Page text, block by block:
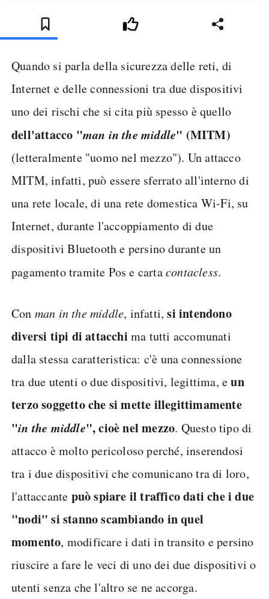
Quando si parla della sicurezza delle reti, di
Internet e delle connessioni tra due dispositivi
uno dei rischi che si cita più spesso è quello
dell'attacco "man in the middle" (MITM)
(letteralmente "uomo nel mezzo"). Un attacco
MITM, infatti, può essere sferrato all'interno di
una rete locale, di una rete domestica Wi-Fi, su
Internet, durante l'accoppiamento di due
dispositivi Bluetooth e persino durante un
pagamento tramite Pos e cartacontacless.
Con man in the middle, infatti,si intendono
diversi tipi di attacchi ma tutti accomunati
dalla stessa caratteristica: c'è una connessione
tra due utenti o due dispositivi, legittima, eun
terzo soggetto che si mette illegittimamente
"in the middle", cioè nel mezzo. Questo tipo di
attacco è molto pericoloso perché, inserendosi
tra i due dispositivi che comunicano tra di loro,
l'attaccante può spiare il traffico dati che i due
"nodi" si stanno scambiando in quel
momento, modificare i dati in transito e persino
riuscire a fare le veci di uno dei due dispositivi o
utenti senza che l'altro se ne accorga.